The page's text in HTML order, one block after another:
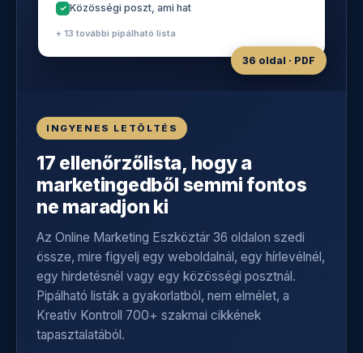
Közösségi poszt, ami hat
+ 13 további pipálható lista
36 oldal · PDF
INGYENES LETÖLTÉS
17 ellenőrzőlista, hogy a
marketingedből semmi fontos
ne maradjon ki
Az Online Marketing Eszköztár 36 oldalon szedi
össze, mire figyelj egy weboldalnál, egy hírlevélnél,
egy hirdetésnél vagy egy közösségi posztnál.
Pipálható listák a gyakorlatból, nem elmélet, a
Kreatív Kontroll 700+ szakmai cikkének
tapasztalatából.